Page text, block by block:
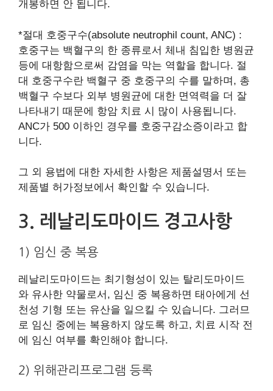
개봉하면 안 됩니다.
*절대 호중구수(absolute neutrophil count, ANC) :
호중구는 백혈구의 한 종류로서 체내 침입한 병원균
등에 대항함으로써 감염을 막는 역할을 합니다. 절
대 호중구수란 백혈구 중 호중구의 수를 말하며, 총
백혈구 수보다 외부 병원균에 대한 면역력을 더 잘
나타내기 때문에 항암 치료 시 많이 사용됩니다.
ANC가 500 이하인 경우를 호중구감소증이라고 합
니다.
그 외 용법에 대한 자세한 사항은 제품설명서 또는
제품별 허가정보에서 확인할 수 있습니다.
3. 레날리도마이드 경고사항
1) 임신 중 복용
레날리도마이드는 최기형성이 있는 탈리도마이드
와 유사한 약물로서, 임신 중 복용하면 태아에게 선
천성 기형 또는 유산을 일으킬 수 있습니다. 그러므
로 임신 중에는 복용하지 않도록 하고, 치료 시작 전
에 임신 여부를 확인해야 합니다.
2) 위해관리프로그램 등록